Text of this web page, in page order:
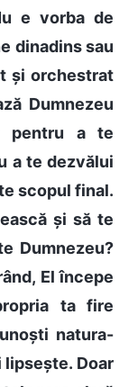
e vorba de
dinadins sau
și orchestrat
Dumnezeu
pentru a te
a te dezvălui
scopul final.
și să te
Dumnezeu?
El începe
ta fire
natura-
Doar